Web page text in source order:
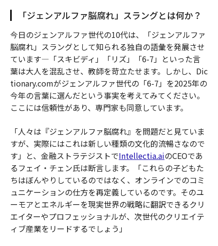
「ジェンアルファ脳腐れ」スラングとは何か？
今日のジェンアルファ世代の10代は、「ジェンアルファ
脳腐れ」スラングとして知られる独自の語彙を発展させ
ています—「スキビディ」「リズ」「6-7」といった言
葉は大人を混乱させ、教師を苛立たせます。しかし、Dic
tionary.comがジェンアルファ世代の「6-7」を2025年の
今年の言葉に選んだという事実を考えてみてください。
ここには信頼性があり、専門家も同意しています。
「人々は『ジェンアルファ脳腐れ』を問題だと見ていま
すが、実際にはこれは新しい種類の文化的流暢さなので
す」と、金融ストラテジストでIntellectia.aiのCEOであ
るフェイ・チェン氏は断言します。「これらの子どもた
ちはぼんやりしているのではなく、オンラインでのコミ
ュニケーションの仕方を再定義しているのです。そのユ
ーモアとエネルギーを現実世界の戦略に翻訳できるクリ
エイターやプロフェッショナルが、次世代のクリエイテ
ィブ産業をリードするでしょう」